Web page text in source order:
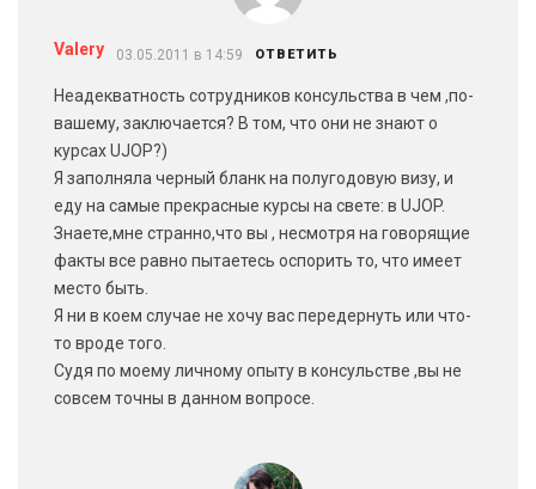
Valery 03.05.2011 в 14:59 ОТВЕТИТЬ
Неадекватность сотрудников консульства в чем ,по-
вашему, заключается? В том, что они не знают о
курсах UJOP?)
Я заполняла черный бланк на полугодовую визу, и
еду на самые прекрасные курсы на свете: в UJOP.
Знаете,мне странно,что вы , несмотря на говорящие
факты все равно пытаетесь оспорить то, что имеет
место быть.
Я ни в коем случае не хочу вас передернуть или что-
то вроде того.
Судя по моему личному опыту в консульстве ,вы не
совсем точны в данном вопросе.